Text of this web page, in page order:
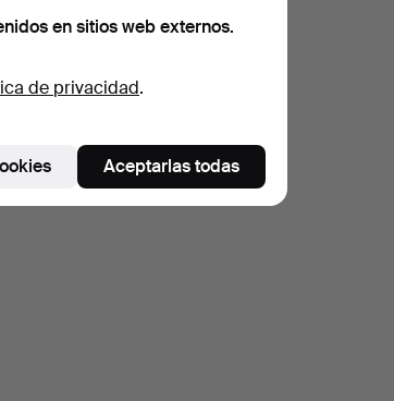
en sitios web externos.
de privacidad.
Aceptarlas todas